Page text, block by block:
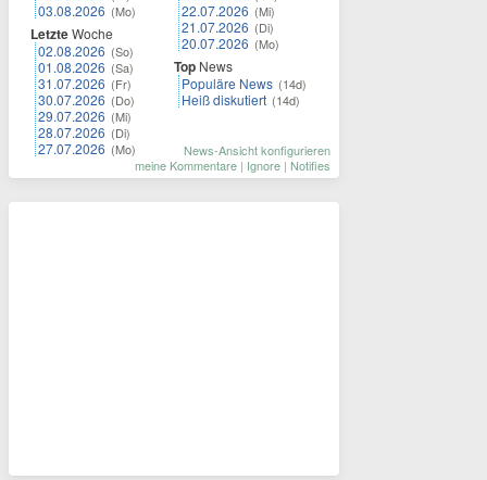
03.08.2026 (Mo)
LetzteWoche
02.08.2026 (So)
01.08.2026 (Sa)
31.07.2026 (Fr)
30.07.2026 (Do)
29.07.2026 (Mi)
28.07.2026 (Di)
27.07.2026 (Mo)
22.07.2026 (Mi)
21.07.2026 (Di)
20.07.2026 (Mo)
Top News
Populäre News (14d)
Heiß diskutiert (14d)
News-Ansicht konfigurieren
meine Kommentare | Ignore | Notifies